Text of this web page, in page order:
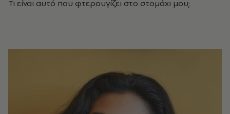
Τι είναι αυτό που φτερουγίζει στο στομάχι μου;